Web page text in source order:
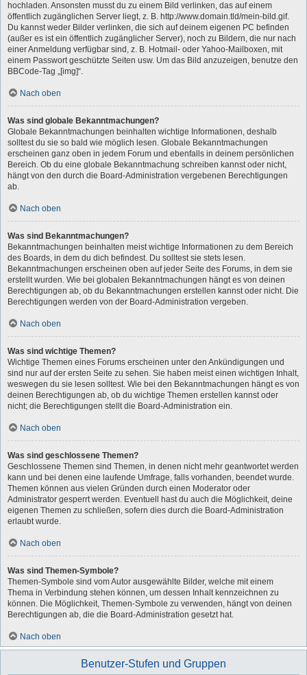
hochladen. Ansonsten musst du zu einem Bild verlinken, das auf einem
öffentlich zugänglichen Server liegt, z. B. http://www.domain.tld/mein-bild.gif.
Du kannst weder Bilder verlinken, die sich auf deinem eigenen PC befinden
(außer es ist ein öffentlich zugänglicher Server), noch zu Bildern, die nur nach
einer Anmeldung verfügbar sind, z. B. Hotmail- oder Yahoo-Mailboxen, mit
einem Passwort geschützte Seiten usw. Um das Bild anzuzeigen, benutze den
BBCode-Tag „[img]“.
Nach oben
Was sind globale Bekanntmachungen?
Globale Bekanntmachungen beinhalten wichtige Informationen, deshalb
solltest du sie so bald wie möglich lesen. Globale Bekanntmachungen
erscheinen ganz oben in jedem Forum und ebenfalls in deinem persönlichen
Bereich. Ob du eine globale Bekanntmachung schreiben kannst oder nicht,
hängt von den durch die Board-Administration vergebenen Berechtigungen
ab.
Nach oben
Was sind Bekanntmachungen?
Bekanntmachungen beinhalten meist wichtige Informationen zu dem Bereich
des Boards, in dem du dich befindest. Du solltest sie stets lesen.
Bekanntmachungen erscheinen oben auf jeder Seite des Forums, in dem sie
erstellt wurden. Wie bei globalen Bekanntmachungen hängt es von deinen
Berechtigungen ab, ob du Bekanntmachungen erstellen kannst oder nicht. Die
Berechtigungen werden von der Board-Administration vergeben.
Nach oben
Was sind wichtige Themen?
Wichtige Themen eines Forums erscheinen unter den Ankündigungen und
sind nur auf der ersten Seite zu sehen. Sie haben meist einen wichtigen Inhalt,
weswegen du sie lesen solltest. Wie bei den Bekanntmachungen hängt es von
deinen Berechtigungen ab, ob du wichtige Themen erstellen kannst oder
nicht; die Berechtigungen stellt die Board-Administration ein.
Nach oben
Was sind geschlossene Themen?
Geschlossene Themen sind Themen, in denen nicht mehr geantwortet werden
kann und bei denen eine laufende Umfrage, falls vorhanden, beendet wurde.
Themen können aus vielen Gründen durch einen Moderator oder
Administrator gesperrt werden. Eventuell hast du auch die Möglichkeit, deine
eigenen Themen zu schließen, sofern dies durch die Board-Administration
erlaubt wurde.
Nach oben
Was sind Themen-Symbole?
Themen-Symbole sind vom Autor ausgewählte Bilder, welche mit einem
Thema in Verbindung stehen können, um dessen Inhalt kennzeichnen zu
können. Die Möglichkeit, Themen-Symbole zu verwenden, hängt von deinen
Berechtigungen ab, die die Board-Administration gesetzt hat.
Nach oben
Benutzer-Stufen und Gruppen